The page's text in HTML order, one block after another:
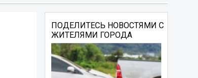
ПОДЕЛИТЕСЬ НОВОСТЯМИ С
ЖИТЕЛЯМИ ГОРОДА